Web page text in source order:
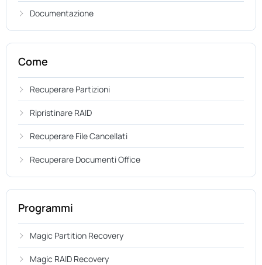
Documentazione
Come
Recuperare Partizioni
Ripristinare RAID
Recuperare File Cancellati
Recuperare Documenti Office
Programmi
Magic Partition Recovery
Magic RAID Recovery